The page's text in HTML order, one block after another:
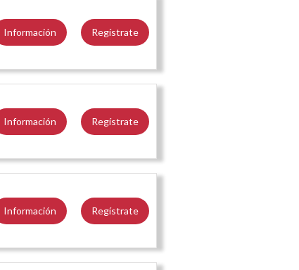
Información Regístrate
Información Regístrate
Información Regístrate